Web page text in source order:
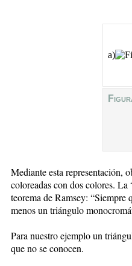
a)
Mediante esta representación,
coloreadas con dos colores.
teorema de Ramsey: “Siempre
menos un triángulo
Para nuestro ejemplo un
que no se conocen.